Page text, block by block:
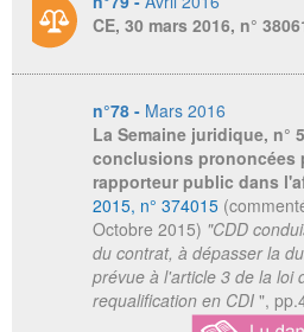
CE, 30 mars 2016, n°
n°78 - Mars 2016
La Semaine juridique, n°
conclusions prononcées
rapporteur public dans
2015, n° 374015
Octobre 2015) "CDD
du contrat, à dépasser la
prévue à l'article 3 de la loi
requalification en CDI ",